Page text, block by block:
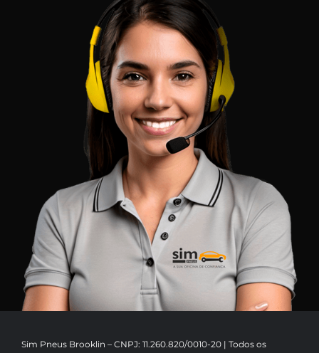
Sim Pneus Brooklin – CNPJ: 11.260.820/0010-20 | Todos os